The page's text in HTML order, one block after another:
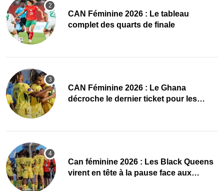
CAN Féminine 2026 : Le tableau
complet des quarts de finale
CAN Féminine 2026 : Le Ghana
décroche le dernier ticket pour les
‎Can féminine 2026 : Les Black Queens
virent en tête à la pause face aux